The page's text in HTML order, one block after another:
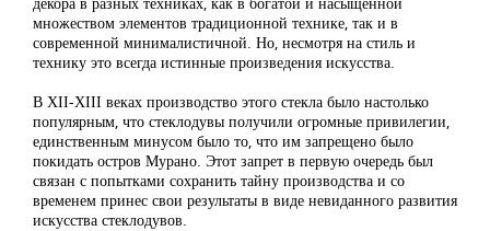
множеством элементов традиционной технике, так и в
современной минималистичной. Но, несмотря на стиль и
технику это всегда истинные произведения искусства.
В ХІІ-ХІІІ веках производство этого стекла было настолько
популярным, что стеклодувы получили огромные привилегии,
единственным минусом было то, что им запрещено было
покидать остров Мурано. Этот запрет в первую очередь был
связан с попытками сохранить тайну производства и со
временем принес свои результаты в виде невиданного развития
искусства стеклодувов.